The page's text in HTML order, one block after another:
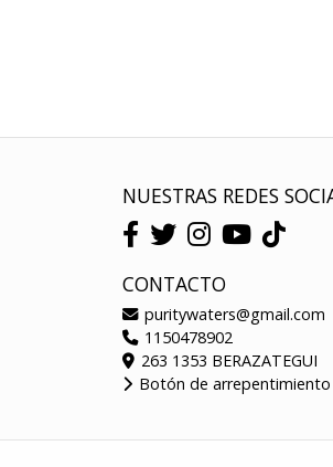
NUESTRAS REDES
CONTACTO
puritywaters@gmail.com
1150478902
263 1353 BERAZATEGUI
Botón de arrepentimiento